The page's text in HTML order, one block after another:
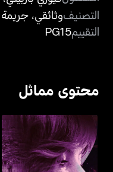
التصنيفوثائقي، جريمة
التقييمPG15
محتوى مماثل